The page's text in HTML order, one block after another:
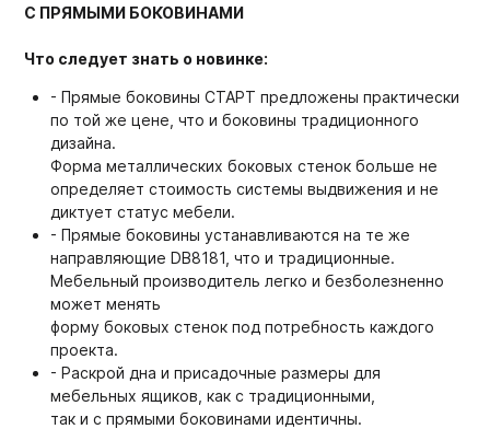
С ПРЯМЫМИ БОКОВИНАМИ
Что следует знать о новинке:
- Прямые боковины СТАРТ предложены практически
по той же цене, что и боковины традиционного
дизайна.
Форма металлических боковых стенок больше не
определяет стоимость системы выдвижения и не
диктует статус мебели.
- Прямые боковины устанавливаются на те же
направляющие DB8181, что и традиционные.
Мебельный производитель легко и безболезненно
может менять
форму боковых стенок под потребность каждого
проекта.
- Раскрой дна и присадочные размеры для
мебельных ящиков, как с традиционными,
так и с прямыми боковинами идентичны.